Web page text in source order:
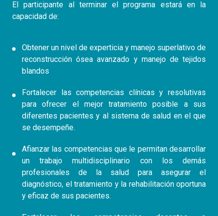
El participante al terminar el programa estará en la
capacidad de:
Obtener un nivel de experticia y manejo superlativo de
reconstrucción ósea avanzado y manejo de tejidos
blandos
Fortalecer las competencias clínicas y resolutivas
para ofrecer el mejor tratamiento posible a sus
diferentes pacientes y al sistema de salud en el que
se desempeñe.
Afianzar las competencias que le permitan desarrollar
un trabajo multidisciplinario con los demás
profesionales de la salud para asegurar el
diagnóstico, el tratamiento y la rehabilitación oportuna
y eficaz de sus pacientes.